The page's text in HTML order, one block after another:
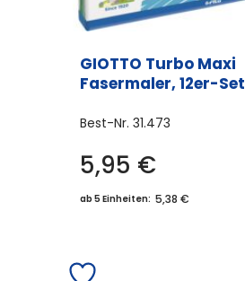
GIOTTO Turbo Maxi
Fasermaler, 12er-Set
Best-Nr. 31.473
5,95 €
ab 5 Einheiten: 5,38 €